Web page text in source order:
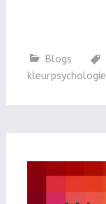
Blogs
kleurpsychologie